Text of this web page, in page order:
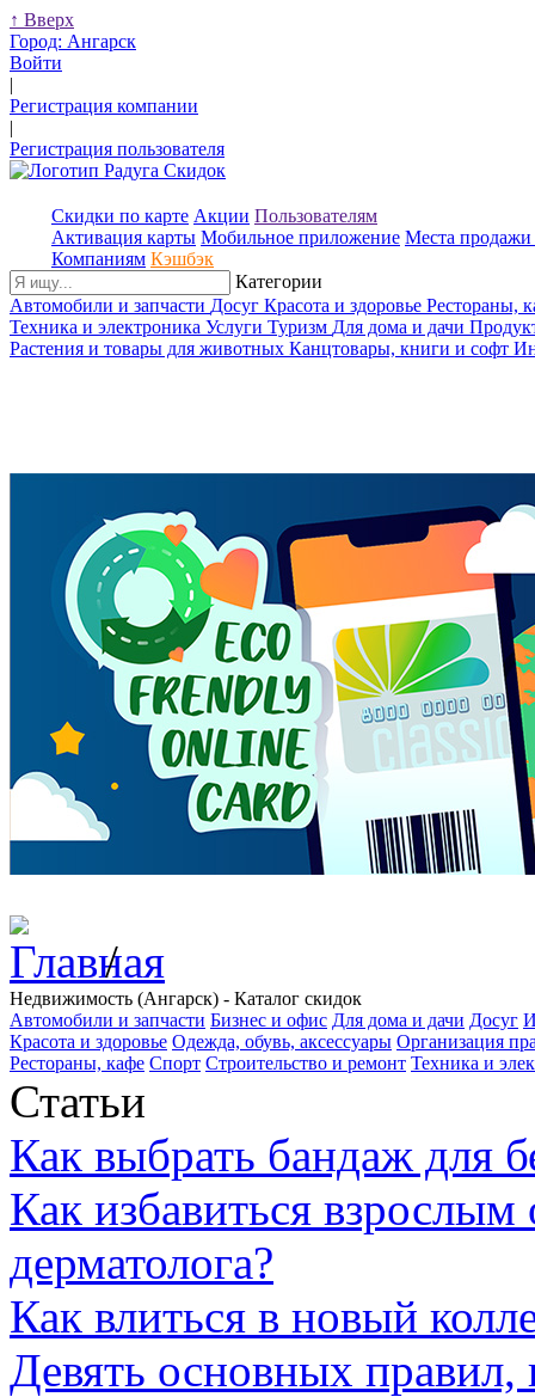
↑ Вверх
Город: Ангарск
Войти
|
Регистрация компании
|
Регистрация пользователя
Скидки по карте Акции Пользователям
Активация карты Мобильное приложение Места продажи
Компаниям Кэшбэк
Категории
Автомобили и запчасти Досуг Красота и здоровье Рестораны,
Техника и электроника Услуги Туризм Для дома и дачи
Растения и товары для животных Канцтовары, книги и софт
/
Недвижимость (Ангарск) - Каталог скидок
Автомобили и запчасти Бизнес и офис Для дома и дачи Досуг
Красота и здоровье Одежда, обувь, аксессуары Организация
Рестораны, кафе Спорт Строительство и ремонт Техника и
Статьи
Как выбрать бандаж для
Как избавиться
дерматолога?
Как влиться в новый
Девять основных